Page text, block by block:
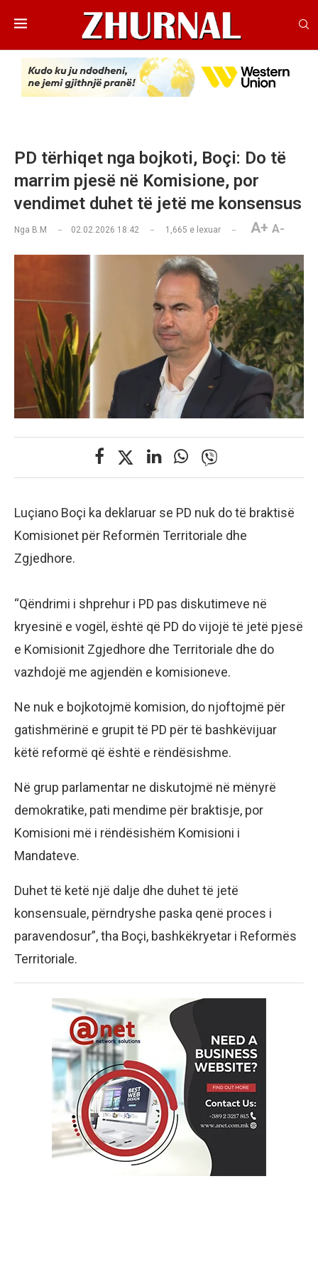
PD tërhiqet nga bojkoti, Boçi: Do të
marrim pjesë në Komisione, por
vendimet duhet të jetë me konsensus
Nga B.M 02.02.2026 18:42 1,665 e lexuar A+ A-
Luçiano Boçi ka deklaruar se PD nuk do të braktisë
Komisionet për Reformën Territoriale dhe
Zgjedhore.
“Qëndrimi i shprehur i PD pas diskutimeve në
kryesinë e vogël, është që PD do vijojë të jetë pjesë
e Komisionit Zgjedhore dhe Territoriale dhe do
vazhdojë me agjendën e komisioneve.
Ne nuk e bojkotojmë komision, do njoftojmë për
gatishmërinë e grupit të PD për të bashkëvijuar
këtë reformë që është e rëndësishme.
Në grup parlamentar ne diskutojmë në mënyrë
demokratike, pati mendime për braktisje, por
Komisioni më i rëndësishëm Komisioni i
Mandateve.
Duhet të ketë një dalje dhe duhet të jetë
konsensuale, përndryshe paska qenë proces i
paravendosur”, tha Boçi, bashkëkryetar i Reformës
Territoriale.